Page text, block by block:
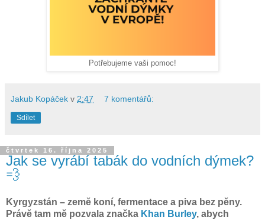
Potřebujeme vaši pomoc!
Jakub Kopáček v 2:47 7 komentářů:
Sdílet
čtvrtek 16. října 2025
Jak se vyrábí tabák do vodních dýmek?
💨
Kyrgyzstán – země koní, fermentace a piva bez pěny.
Právě tam mě pozvala značka Khan Burley, abych